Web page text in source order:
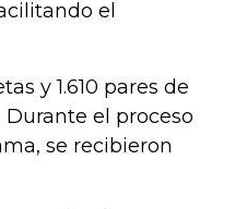
el
y 1.610 pares de
el proceso
se recibieron